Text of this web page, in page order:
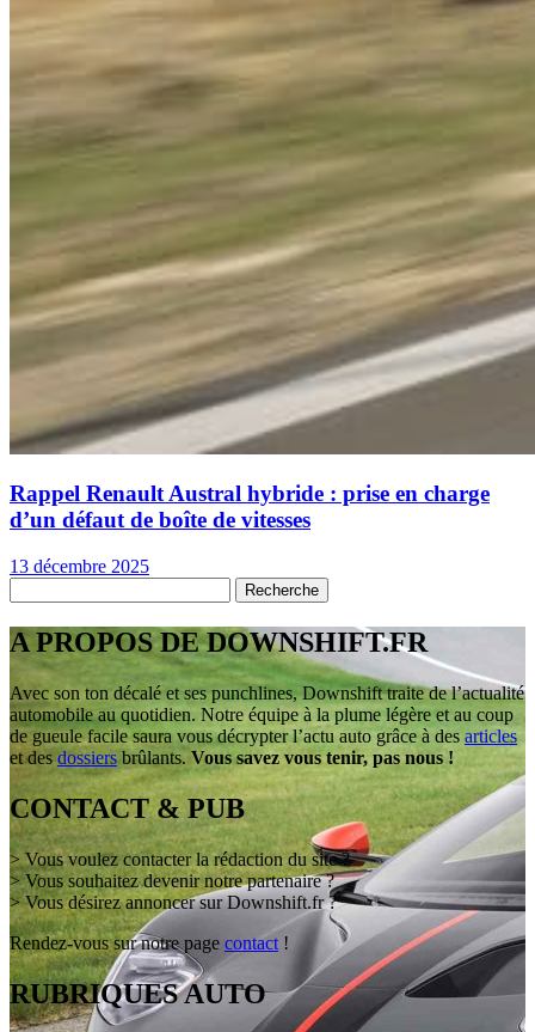
Rappel Renault Austral hybride : prise en charge
d’un défaut de boîte de vitesses
13 décembre 2025
A PROPOS DE DOWNSHIFT.FR
Avec son ton décalé et ses punchlines, Downshift traite de l’actualité
automobile au quotidien. Notre équipe à la plume légère et au coup
de gueule facile saura vous décrypter l’actu auto grâce à des articles
et des dossiers brûlants. Vous savez vous tenir, pas nous !
CONTACT & PUB
> Vous voulez contacter la rédaction du site ?
> Vous souhaitez devenir notre partenaire ?
> Vous désirez annoncer sur Downshift.fr ?
Rendez-vous sur notre page contact !
RUBRIQUES AUTO